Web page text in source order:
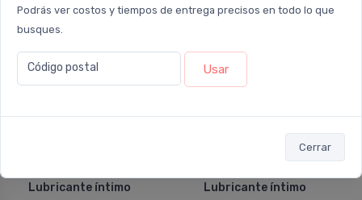
Podrás ver costos y tiempos de entrega precisos en todo lo que
busques.
Código postal Usar
Cerrar
NO DISPONIBLE
Multio Pleasure Gel
Lubricante í­ntimo
NO DISPONIBLE
MULTIO
Multio Ice Gel
Lubricante í­ntimo